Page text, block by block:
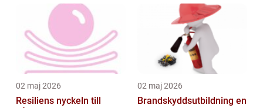
02 maj 2026
Resiliens nyckeln till
02 maj 2026
Brandskyddsutbildning en